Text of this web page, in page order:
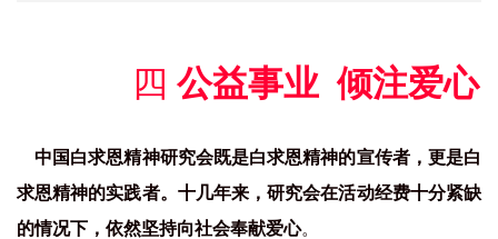
四 公益事业 倾注爱心
中国白求恩精神研究会既是白求恩精神的宣传者，更是白
求恩精神的实践者。十几年来，研究会在活动经费十分紧缺
的情况下，依然坚持向社会奉献爱心。